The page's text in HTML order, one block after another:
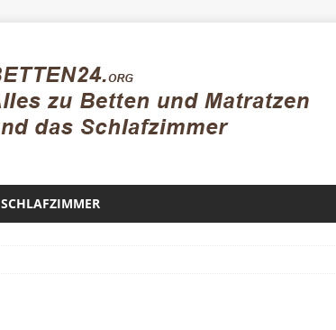
SCHLAFZIMMER